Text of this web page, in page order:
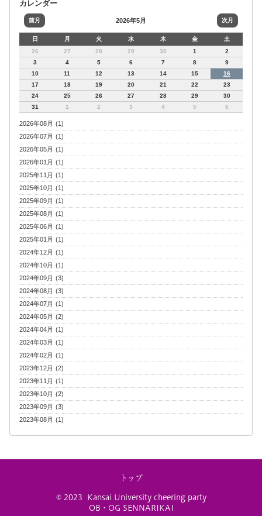
カレンダー
前月 2026年5月 次月
日 月 火 水 木 金
土
26
27 28 29 30 1
2
3
4 5 6 7 8
9
10
11 12 13 14 15
16
17
18 19 20 21 22
23
24
25 26 27 28 29
30
31
1 2 3 4 5 6
2026年08月 (1)
2026年07月 (1)
2026年05月 (1)
2026年01月 (1)
2025年11月 (1)
2025年10月 (1)
2025年09月 (1)
2025年08月 (1)
2025年06月 (1)
2025年01月 (1)
2024年12月 (1)
2024年10月 (1)
2024年09月 (3)
2024年08月 (3)
2024年07月 (1)
2024年05月 (2)
2024年04月 (1)
2024年03月 (1)
2024年02月 (1)
2023年12月 (2)
2023年11月 (1)
2023年10月 (2)
2023年09月 (3)
2023年08月 (1)
トップ
© 2023 Kansai University cheering party
OB・OG SENNARIKAI